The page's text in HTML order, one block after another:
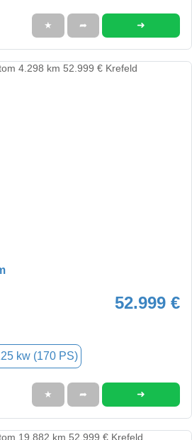
★ ➦ ➜
52.999 €
kw (170 PS)
★ ➦ ➜